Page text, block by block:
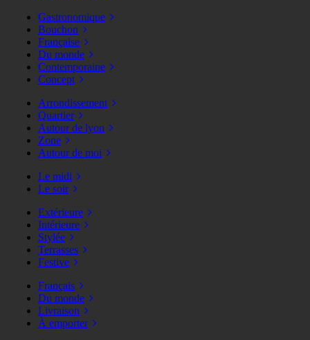
Gastronomique
Bouchon
Française
Du monde
Contemporaine
Concept
Arrondissement
Quartier
Autour de lyon
Zone
Autour de moi
Le midi
Le soir
Extérieure
Intérieure
Stylée
Terrasses
Festive
Français
Du monde
Livraison
À emporter